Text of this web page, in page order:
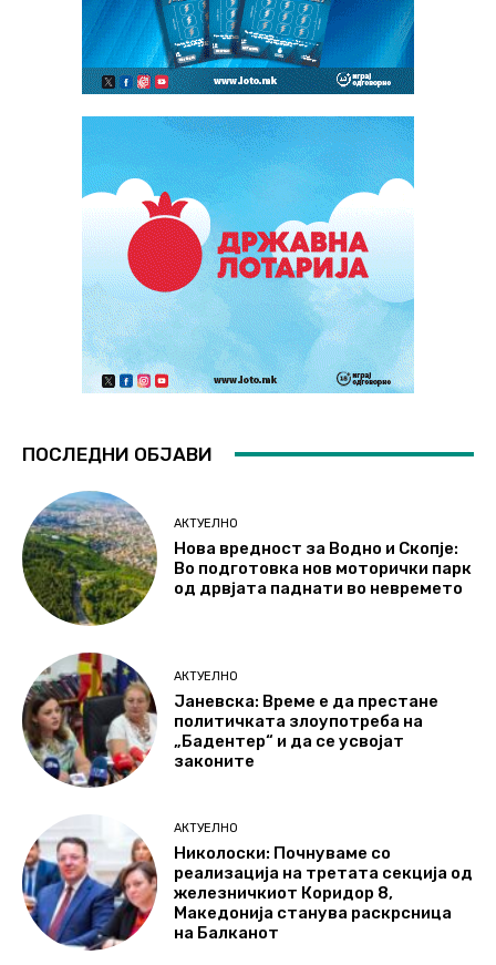
ПОСЛЕДНИ ОБЈАВИ
АКТУЕЛНО
Нова вредност за Водно и Скопје:
Во подготовка нов моторички парк
од дрвјата паднати во невремето
АКТУЕЛНО
Јаневска: Време е да престане
политичката злоупотреба на
„Бадентер“ и да се усвојат
законите
АКТУЕЛНО
Николоски: Почнуваме со
реализација на третата секција од
железничкиот Коридор 8,
Македонија станува раскрсница
на Балканот